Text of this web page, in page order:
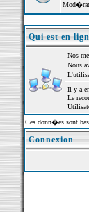
Qui est en
Nos
Nous
Il y a
Le
Ces donn�es sont
Connexion